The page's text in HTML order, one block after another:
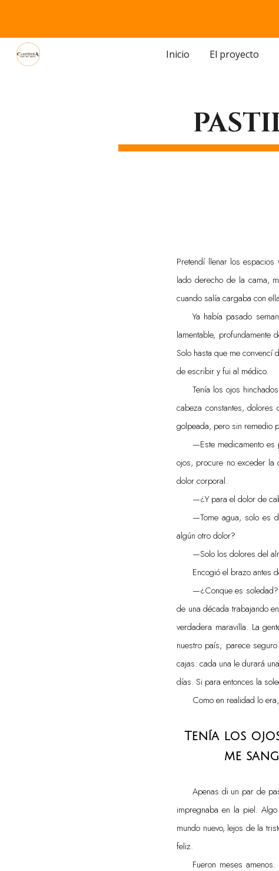
Skip
Inicio El proyecto
Pretendí llenar los
lado derecho de la cama,
cuando salía cargaba con
Ya había pasado
lamentable, profundamente
Solo hasta que me convencí
de escribir y fui al médico.
Tenía los ojos
cabeza constantes,
golpeada, pero sin remedio
—Este medicamento es
ojos, procure no exceder
dolor corporal.
—¿Y para el dolor de
—Tome agua, solo es
algún otro dolor?
—Solo los dolores del
Encogió el brazo antes
—¿Conque es
de una década trabajando
verdadera maravilla. La
nuestro país; parece
cajas: cada una le durará
días. Si para entonces la
Como en realidad lo
Tenía los
me
Apenas di un par de
impregnaba en la piel.
mundo nuevo, lejos de la
feliz.
Fueron meses